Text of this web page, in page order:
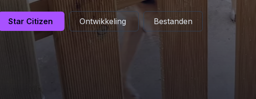
Star Citizen Ontwikkeling Bestanden